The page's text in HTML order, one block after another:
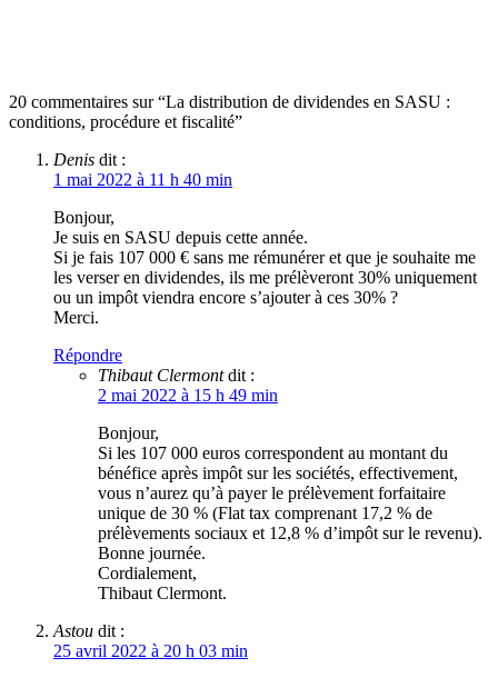
20 commentaires sur “La distribution de dividendes en SASU :
conditions, procédure et fiscalité”
Denis dit :
1 mai 2022 à 11 h 40 min
Bonjour,
Je suis en SASU depuis cette année.
Si je fais 107 000 € sans me rémunérer et que je souhaite me
les verser en dividendes, ils me prélèveront 30% uniquement
ou un impôt viendra encore s’ajouter à ces 30% ?
Merci.
Répondre
Thibaut Clermont dit :
2 mai 2022 à 15 h 49 min
Bonjour,
Si les 107 000 euros correspondent au montant du
bénéfice après impôt sur les sociétés, effectivement,
vous n’aurez qu’à payer le prélèvement forfaitaire
unique de 30 % (Flat tax comprenant 17,2 % de
prélèvements sociaux et 12,8 % d’impôt sur le revenu).
Bonne journée.
Cordialement,
Thibaut Clermont.
Astou dit :
25 avril 2022 à 20 h 03 min